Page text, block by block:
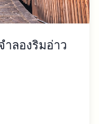
ลองริมอ่าว